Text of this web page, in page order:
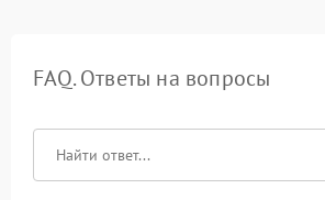
FAQ. Ответы на вопросы